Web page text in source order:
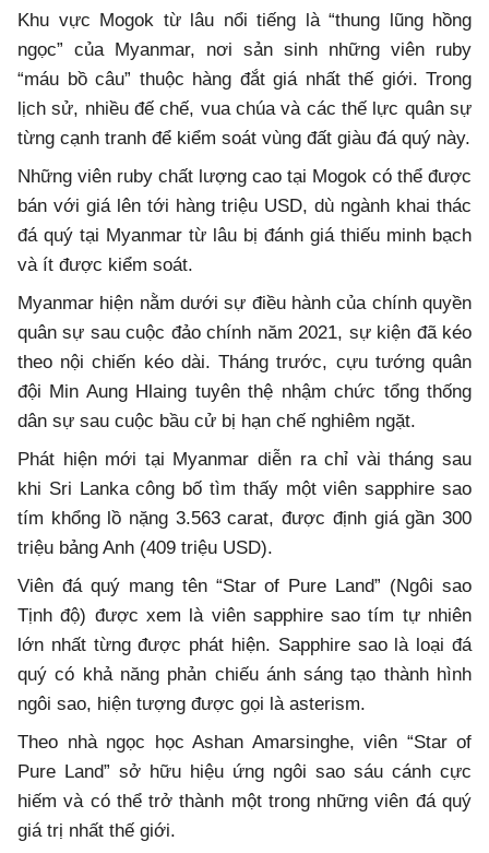
Khu vực Mogok từ lâu nổi tiếng là “thung lũng hồng
ngọc” của Myanmar, nơi sản sinh những viên ruby
“máu bồ câu” thuộc hàng đắt giá nhất thế giới. Trong
lịch sử, nhiều đế chế, vua chúa và các thế lực quân sự
từng cạnh tranh để kiểm soát vùng đất giàu đá quý này.
Những viên ruby chất lượng cao tại Mogok có thể được
bán với giá lên tới hàng triệu USD, dù ngành khai thác
đá quý tại Myanmar từ lâu bị đánh giá thiếu minh bạch
và ít được kiểm soát.
Myanmar hiện nằm dưới sự điều hành của chính quyền
quân sự sau cuộc đảo chính năm 2021, sự kiện đã kéo
theo nội chiến kéo dài. Tháng trước, cựu tướng quân
đội Min Aung Hlaing tuyên thệ nhậm chức tổng thống
dân sự sau cuộc bầu cử bị hạn chế nghiêm ngặt.
Phát hiện mới tại Myanmar diễn ra chỉ vài tháng sau
khi Sri Lanka công bố tìm thấy một viên sapphire sao
tím khổng lồ nặng 3.563 carat, được định giá gần 300
triệu bảng Anh (409 triệu USD).
Viên đá quý mang tên “Star of Pure Land” (Ngôi sao
Tịnh độ) được xem là viên sapphire sao tím tự nhiên
lớn nhất từng được phát hiện. Sapphire sao là loại đá
quý có khả năng phản chiếu ánh sáng tạo thành hình
ngôi sao, hiện tượng được gọi là asterism.
Theo nhà ngọc học Ashan Amarsinghe, viên “Star of
Pure Land” sở hữu hiệu ứng ngôi sao sáu cánh cực
hiếm và có thể trở thành một trong những viên đá quý
giá trị nhất thế giới.